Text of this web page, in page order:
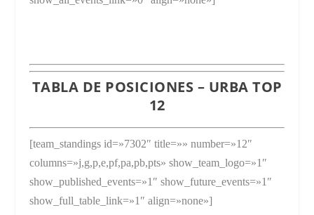
TABLA DE POSICIONES – URBA TOP
12
[team_standings id=»7302″ title=»» number=»12″
columns=»j,g,p,e,pf,pa,pb,pts» show_team_logo=»1″
show_published_events=»1″ show_future_events=»1″
show_full_table_link=»1″ align=»none»]